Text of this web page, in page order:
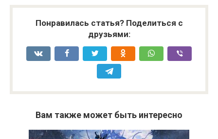
Понравилась статья? Поделиться с
друзьями:
Вам также может быть интересно